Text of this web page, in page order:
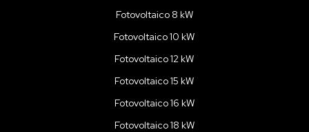
Fotovoltaico 8 kW
Fotovoltaico 10 kW
Fotovoltaico 12 kW
Fotovoltaico 15 kW
Fotovoltaico 16 kW
Fotovoltaico 18 kW